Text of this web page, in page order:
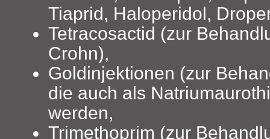
Tiaprid, Haloperidol,
Tetracosactid (zur
Crohn),
Goldinjektionen (zur
die auch als
werden,
Trimethoprim (zur